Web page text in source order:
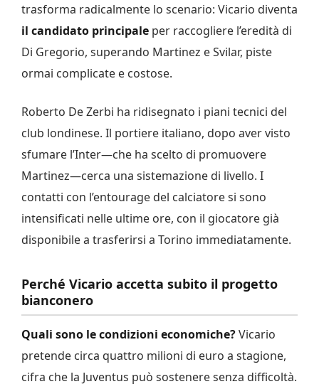
trasforma radicalmente lo scenario: Vicario diventa
il candidato principale per raccogliere l’eredità di
Di Gregorio, superando Martinez e Svilar, piste
ormai complicate e costose.
Roberto De Zerbi ha ridisegnato i piani tecnici del
club londinese. Il portiere italiano, dopo aver visto
sfumare l’Inter—che ha scelto di promuovere
Martinez—cerca una sistemazione di livello. I
contatti con l’entourage del calciatore si sono
intensificati nelle ultime ore, con il giocatore già
disponibile a trasferirsi a Torino immediatamente.
Perché Vicario accetta subito il progetto
bianconero
Quali sono le condizioni economiche?Vicario
pretende circa quattro milioni di euro a stagione,
cifra che la Juventus può sostenere senza difficoltà.